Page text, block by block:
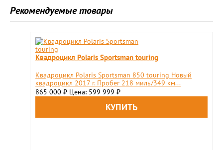
Рекомендуемые товары
Квадроцикл Polaris Sportsman touring
Квадроцикл Polaris Sportsman 850 touring Новый
квадроцикл 2017 г. Пробег 218 миль/349 км...
865 000 ₽ Цена: 599 999 ₽